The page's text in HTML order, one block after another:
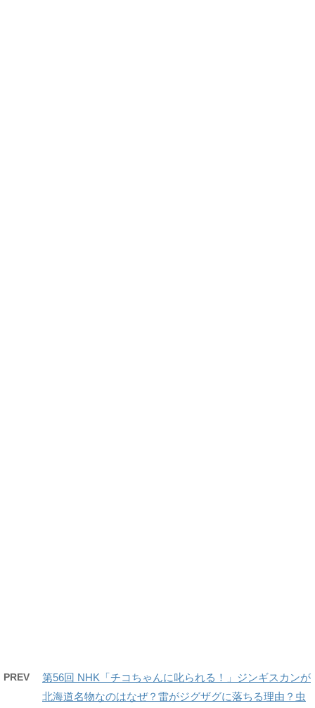
PREV
第56回 NHK「チコちゃんに叱られる！」ジンギスカンが
北海道名物なのはなぜ？雷がジグザグに落ちる理由？虫